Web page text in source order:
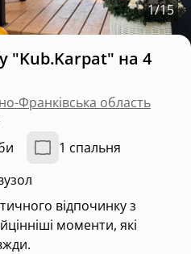
1/15
"Kub.Karpat" на 4
Франківська область
1 спальня
відпочинку з
моменти, які